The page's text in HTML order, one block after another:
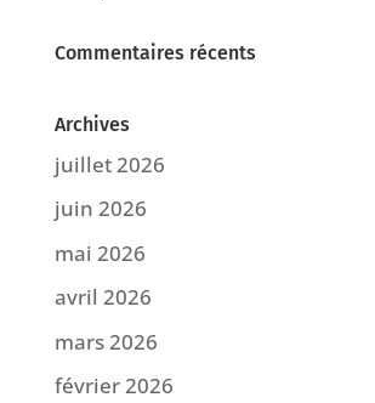
Commentaires récents
Archives
juillet 2026
juin 2026
mai 2026
avril 2026
mars 2026
février 2026